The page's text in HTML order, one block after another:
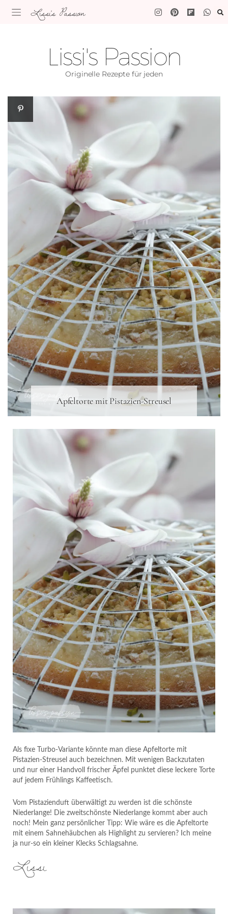
Lissi's Passion
Lissi's Passion
Originelle Rezepte für jeden
Apfeltorte mit Pistazien-Streusel
Als fixe Turbo-Variante könnte man diese Apfeltorte mit
Pistazien-Streusel auch bezeichnen. Mit wenigen Backzutaten
und nur einer Handvoll frischer Äpfel punktet diese leckere Torte
auf jedem Frühlings Kaffeetisch.
Vom Pistazienduft überwältigt zu werden ist die schönste
Niederlange! Die zweitschönste Niederlange kommt aber auch
noch! Mein ganz persönlicher Tipp: Wie wäre es die Apfeltorte
mit einem Sahnehäubchen als Highlight zu servieren? Ich meine
ja nur-so ein kleiner Klecks Schlagsahne.
Lissi